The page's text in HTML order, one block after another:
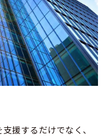
援するだけでなく、